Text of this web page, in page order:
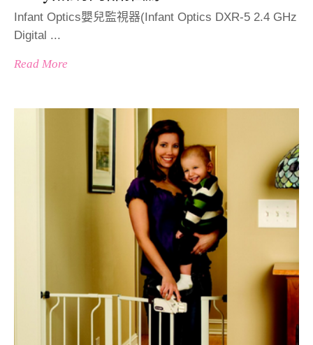
Infant Optics嬰兒監視器(Infant Optics DXR-5 2.4 GHz
Digital ...
Read More